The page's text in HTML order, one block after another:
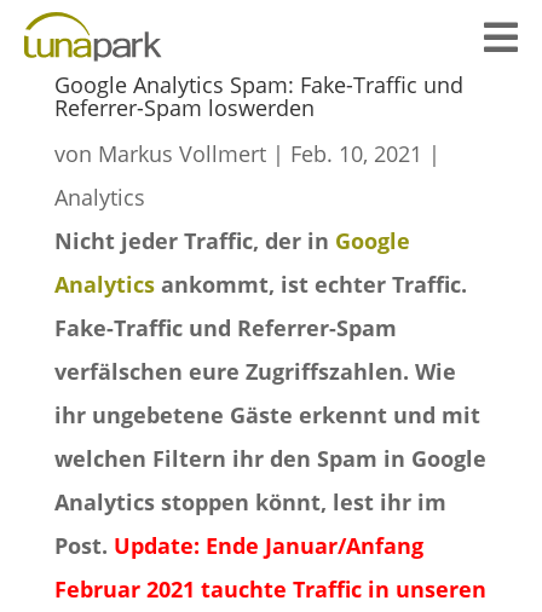

Google Analytics Spam: Fake-Traffic und
Referrer-Spam loswerden
von Markus Vollmert| Feb. 10, 2021 |
Analytics
Nicht jeder Traffic, der in Google
Analyticsankommt, ist echter Traffic.
Fake-Traffic und Referrer-Spam
verfälschen eure Zugriffszahlen. Wie
ihr ungebetene Gäste erkennt und mit
welchen Filtern ihr den Spam in Google
Analytics stoppen könnt, lest ihr im
Post. Update: Ende Januar/Anfang
Februar 2021 tauchte Traffic in unseren